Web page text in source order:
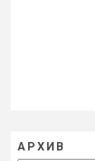
АРХИВ